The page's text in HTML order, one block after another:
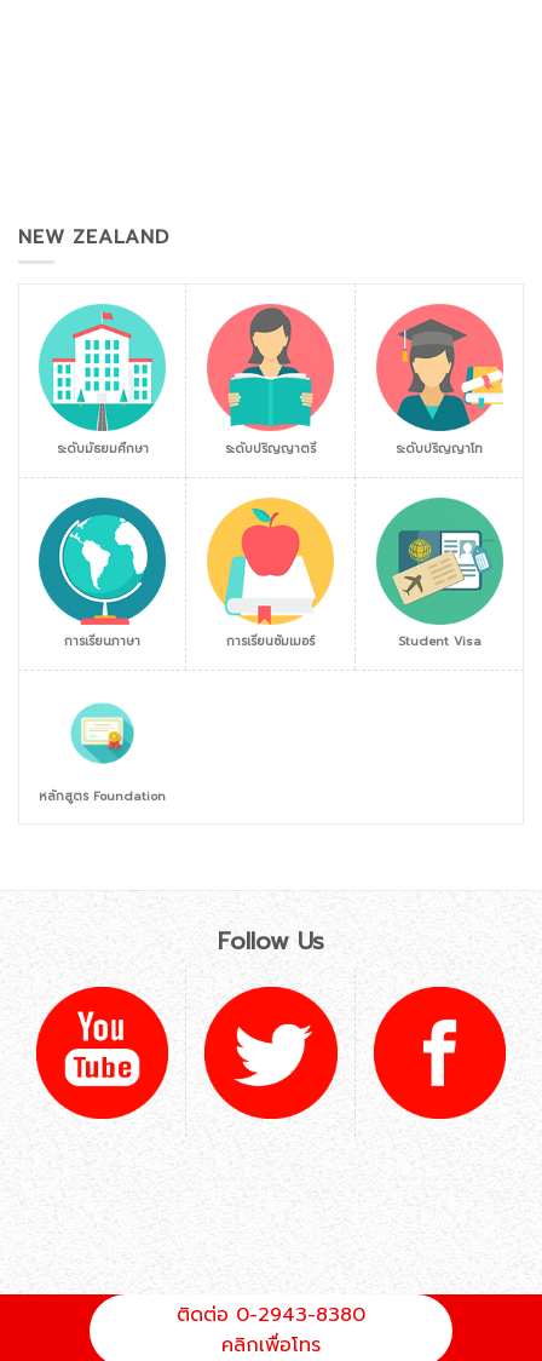
NEW ZEALAND
ระดับมัธยมศึกษา ระดับปริญญาตรี ระดับปริญญาโท
การเรียนภาษา การเรียนซัมเมอร์ Student Visa
หลักสูตร Foundation
Follow Us
ติดต่อ 0-2943-8380
คลิกเพื่อโทร